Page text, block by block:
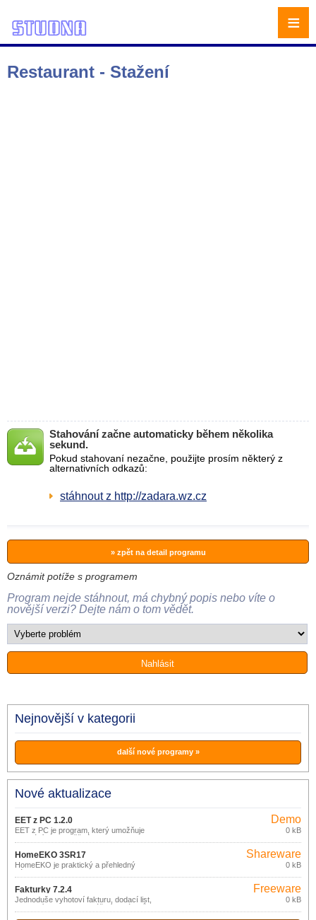
Restaurant - Stažení
Stahování začne automaticky během několika
sekund.
Pokud stahovaní nezačne, použijte prosím některý z
alternativních odkazů:
stáhnout z http://zadara.wz.cz
» zpět na detail programu
Oznámit potíže s programem
Program nejde stáhnout, má chybný popis nebo víte o
novější verzi? Dejte nám o tom vědět.
Nejnovější v kategorii
další nové programy »
Nové aktualizace
EET z PC 1.2.0
EET z PC je program, který umožňuje
odeslání EET z běžného PC nebo
notebooku.
Demo
0 kB
HomeEKO 3SR17
HomeEKO je praktický a přehledný
nástroj pro evidenci (nejen) financí
domácnosti.
Shareware
0 kB
Fakturky 7.2.4
Jednoduše vyhotoví fakturu, dodací list,
pokladní doklad bez zvláštních nároků
na znalost výpočetní techniky.
Freeware
0 kB
≡